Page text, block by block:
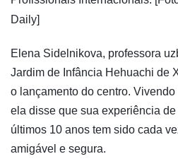
Daily]
Elena Sidelnikova, professora
Jardim de Infância Hehuachi de
o lançamento do centro.
ela disse que sua experiência
últimos 10 anos tem sido cada
amigável e segura.